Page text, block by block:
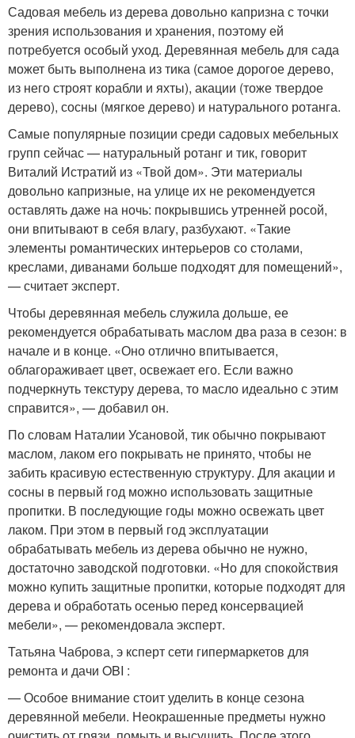
Садовая мебель из дерева довольно капризна с точки
зрения использования и хранения, поэтому ей
потребуется особый уход. Деревянная мебель для сада
может быть выполнена из тика (самое дорогое дерево,
из него строят корабли и яхты), акации (тоже твердое
дерево), сосны (мягкое дерево) и натурального ротанга.
Самые популярные позиции среди садовых мебельных
групп сейчас — натуральный ротанг и тик, говорит
Виталий Истратий из «Твой дом». Эти материалы
довольно капризные, на улице их не рекомендуется
оставлять даже на ночь: покрывшись утренней росой,
они впитывают в себя влагу, разбухают. «Такие
элементы романтических интерьеров со столами,
креслами, диванами больше подходят для помещений»,
— считает эксперт.
Чтобы деревянная мебель служила дольше, ее
рекомендуется обрабатывать маслом два раза в сезон: в
начале и в конце. «Оно отлично впитывается,
облагораживает цвет, освежает его. Если важно
подчеркнуть текстуру дерева, то масло идеально с этим
справится», — добавил он.
По словам Наталии Усановой, тик обычно покрывают
маслом, лаком его покрывать не принято, чтобы не
забить красивую естественную структуру. Для акации и
сосны в первый год можно использовать защитные
пропитки. В последующие годы можно освежать цвет
лаком. При этом в первый год эксплуатации
обрабатывать мебель из дерева обычно не нужно,
достаточно заводской подготовки. «Но для спокойствия
можно купить защитные пропитки, которые подходят для
дерева и обработать осенью перед консервацией
мебели», — рекомендовала эксперт.
Татьяна Чаброва, э ксперт сети гипермаркетов для
ремонта и дачи OBI :
— Особое внимание стоит уделить в конце сезона
деревянной мебели. Неокрашенные предметы нужно